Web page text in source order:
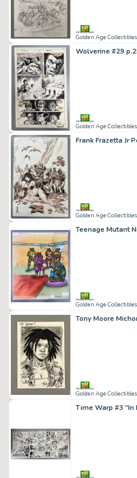
Golden Age Collectibles
Wolverine #29
Golden Age Collectibles
Frank Frazetta Jr
Golden Age Collectibles
Golden Age Collectibles
Tony Moore
Golden Age Collectibles